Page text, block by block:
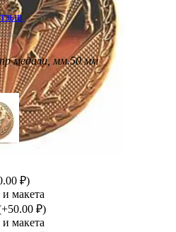
медали, мм.50 мм
₽)
макета
50.00 ₽)
макета